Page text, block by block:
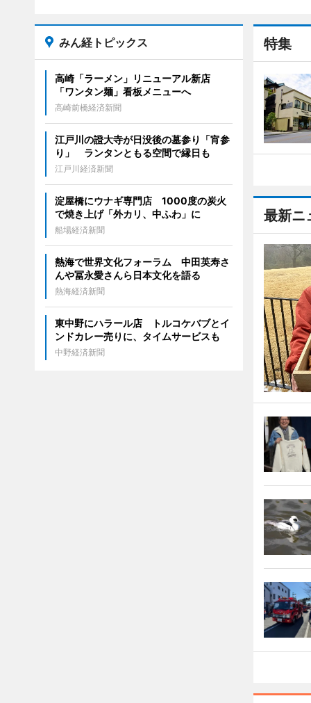
特集
最新ニ
みん経トピックス
高崎「ラーメン」リニューアル新店
「ワンタン麺」看板メニューへ
高崎前橋経済新聞
江戸川の證大寺が日没後の墓参り「宵参
り」 ランタンともる空間で縁日も
江戸川経済新聞
淀屋橋にウナギ専門店 1000度の炭火
で焼き上げ「外カリ、中ふわ」に
船場経済新聞
熱海で世界文化フォーラム 中田英寿さ
んや冨永愛さんら日本文化を語る
熱海経済新聞
東中野にハラール店 トルコケバブとイ
ンドカレー売りに、タイムサービスも
中野経済新聞